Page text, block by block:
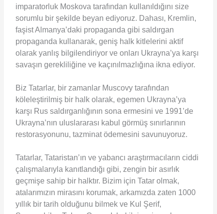
imparatorluk Moskova tarafından kullanıldığını size
sorumlu bir şekilde beyan ediyoruz. Dahası, Kremlin,
faşist Almanya’daki propaganda gibi saldırgan
propaganda kullanarak, geniş halk kitlelerini aktif
olarak yanlış bilgilendiriyor ve onları Ukrayna’ya karşı
savaşın gerekliliğine ve kaçınılmazlığına ikna ediyor.
Biz Tatarlar, bir zamanlar Muscovy tarafından
köleleştirilmiş bir halk olarak, egemen Ukrayna’ya
karşı Rus saldırganlığının sona ermesini ve 1991’de
Ukrayna’nın uluslararası kabul görmüş sınırlarının
restorasyonunu, tazminat ödemesini savunuyoruz.
Tatarlar, Tataristan’ın ve yabancı araştırmacıların ciddi
çalışmalarıyla kanıtlandığı gibi, zengin bir asırlık
geçmişe sahip bir halktır. Bizim için Tatar olmak,
atalarımızın mirasını korumak, arkamızda zaten 1000
yıllık bir tarih olduğunu bilmek ve Kul Şerif,